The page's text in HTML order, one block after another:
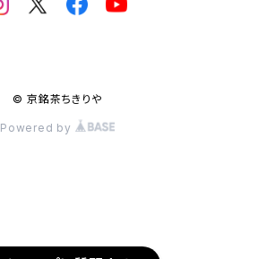
© 京銘茶ちきりや
Powered by